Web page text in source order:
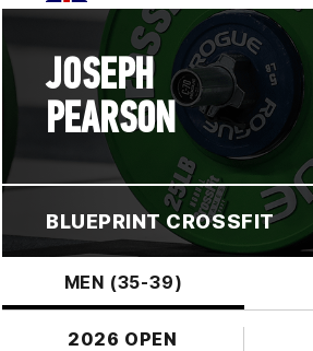
JOSEPH
PEARSON
BLUEPRINT CROSSFIT
MEN (35-39)
2026 OPEN